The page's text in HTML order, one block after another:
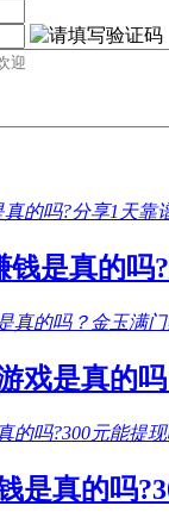
是真的吗
戏是真的
是真的吗